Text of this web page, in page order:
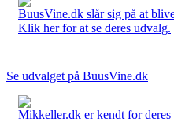
BuusVine.dk slår sig på at
Klik her for at se deres udvalg.
Se udvalget på BuusVine.dk
Mikkeller.dk er kendt for